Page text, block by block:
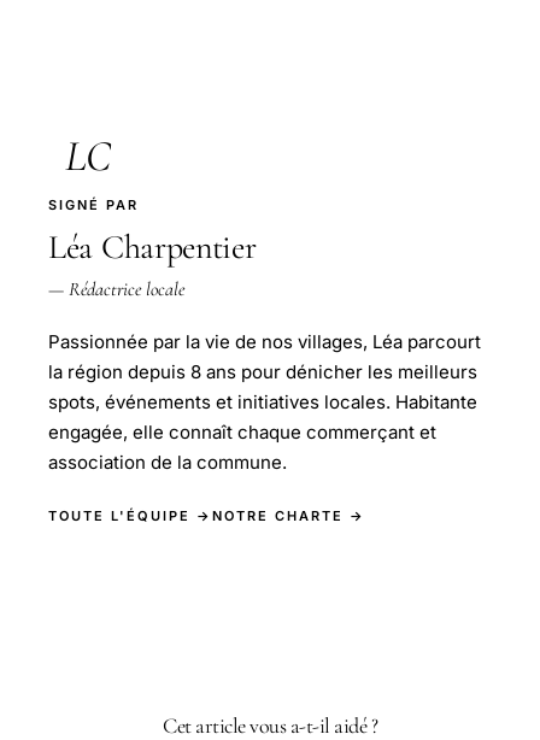
LC
SIGNÉ PAR
Léa Charpentier
— Rédactrice locale
Passionnée par la vie de nos villages, Léa parcourt
la région depuis 8 ans pour dénicher les meilleurs
spots, événements et initiatives locales. Habitante
engagée, elle connaît chaque commerçant et
association de la commune.
TOUTE L'ÉQUIPE → NOTRE CHARTE →
Cet article vous a-t-il aidé ?